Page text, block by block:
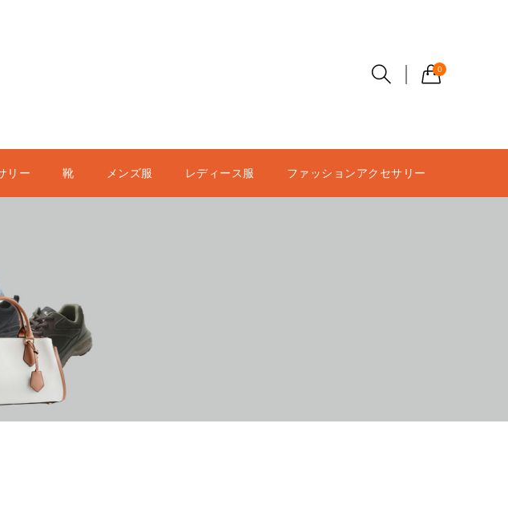
0
リー 靴 メンズ服 レディース服 ファッションアクセサリー